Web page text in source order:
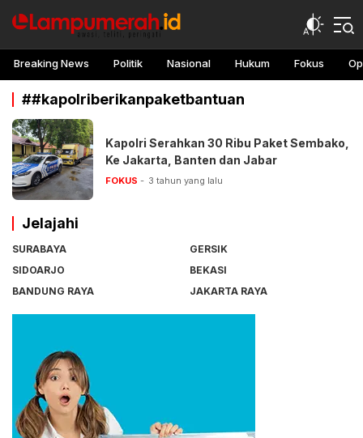
lampu merah
Awasi, teliti, peringati
Breaking News Politik Nasional Hukum Fokus
##kapolriberikanpaketbantuan
Kapolri Serahkan 30 Ribu Paket Sembako,
Ke Jakarta, Banten dan Jabar
FOKUS 3 tahun yang lalu
Jelajahi
SURABAYA
GERSIK
SIDOARJO
BEKASI
BANDUNG RAYA
JAKARTA RAYA